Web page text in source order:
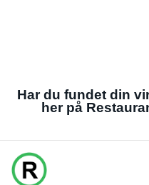
Har du fundet din
her på